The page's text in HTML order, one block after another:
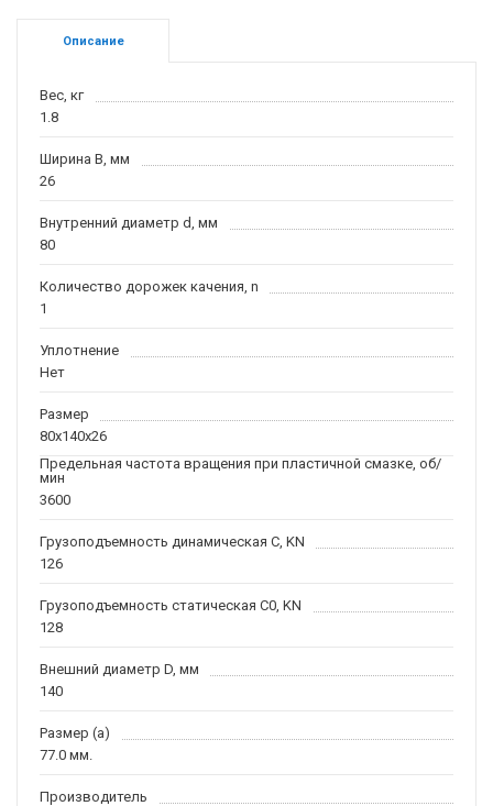
Описание
Вес, кг
1.8
Ширина B, мм
26
Внутренний диаметр d, мм
80
Количество дорожек качения, n
1
Уплотнение
Нет
Размер
80x140x26
Предельная частота вращения при пластичной смазке, об/
мин
3600
Грузоподъемность динамическая C, KN
126
Грузоподъемность статическая C0, KN
128
Внешний диаметр D, мм
140
Размер (a)
77.0 мм.
Производитель